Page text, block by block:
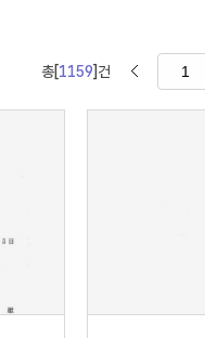
총[1159]건